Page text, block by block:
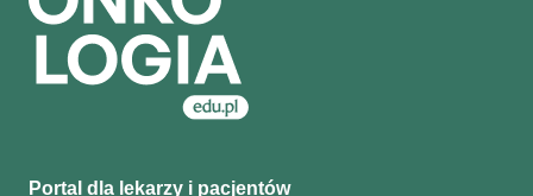
Portal dla lekarzy i pacjentów